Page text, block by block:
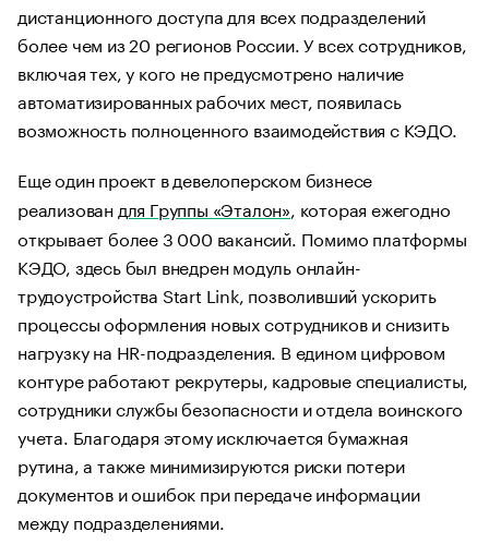
дистанционного доступа для всех подразделений
более чем из 20 регионов России. У всех сотрудников,
включая тех, у кого не предусмотрено наличие
автоматизированных рабочих мест, появилась
возможность полноценного взаимодействия с КЭДО.
Еще один проект в девелоперском бизнесе
реализован для Группы «Эталон», которая ежегодно
открывает более 3 000 вакансий. Помимо платформы
КЭДО, здесь был внедрен модуль онлайн-
трудоустройства Start Link, позволивший ускорить
процессы оформления новых сотрудников и снизить
нагрузку на HR-подразделения. В едином цифровом
контуре работают рекрутеры, кадровые специалисты,
сотрудники службы безопасности и отдела воинского
учета. Благодаря этому исключается бумажная
рутина, а также минимизируются риски потери
документов и ошибок при передаче информации
между подразделениями.